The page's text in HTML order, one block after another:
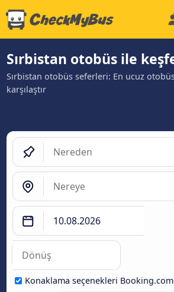
Sırbistan otobüs ile
Sırbistan otobüs seferleri: En ucuz
karşılaştır
Konaklama seçenekleri Booking.com